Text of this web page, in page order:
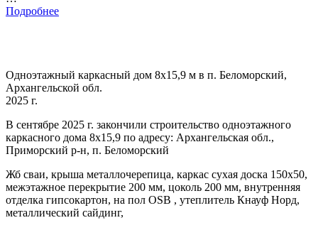
Подробнее
Одноэтажный каркасный дом 8х15,9 м в п. Беломорский,
Архангельской обл.
2025 г.
В сентябре 2025 г. закончили строительство одноэтажного
каркасного дома 8х15,9 по адресу: Архангельская обл.,
Приморский р-н, п. Беломорский
Жб сваи, крыша металлочерепица, каркас сухая доска 150х50,
межэтажное перекрытие 200 мм, цоколь 200 мм, внутренняя
отделка гипсокартон, на пол OSB , утеплитель Кнауф Норд,
металлический сайдинг,